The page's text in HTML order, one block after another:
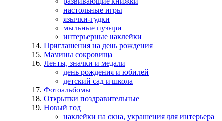
настольные игры
язычки-гудки
мыльные пузыри
интерьерные наклейки
Приглашения на день рождения
Мамины сокровища
Ленты, значки и медали
день рождения и юбилей
детский сад и школа
Фотоальбомы
Открытки поздравительные
Новый год
наклейки на окна, украшения для интерьера